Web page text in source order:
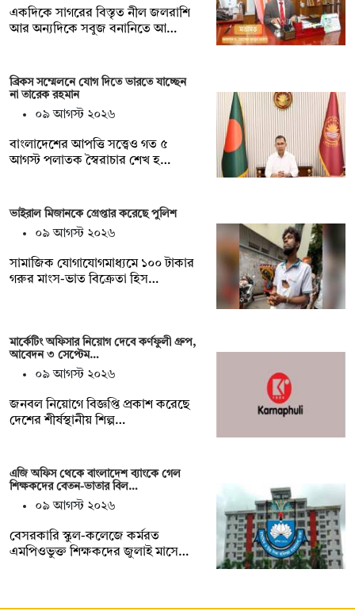
একদিকে সাগরের বিস্তৃত নীল জলরাশি
আর অন্যদিকে সবুজ বনানিতে আ…
ব্রিকস সম্মেলনে যোগ দিতে ভারতে যাচ্ছেন
না তারেক রহমান
০৯ আগস্ট ২০২৬
বাংলাদেশের আপত্তি সত্ত্বেও গত ৫
আগস্ট পলাতক স্বৈরাচার শেখ হ…
ভাইরাল মিজানকে গ্রেপ্তার করেছে পুলিশ
০৯ আগস্ট ২০২৬
সামাজিক যোগাযোগমাধ্যমে ১০০ টাকার
গরুর মাংস-ভাত বিক্রেতা হিস…
মার্কেটিং অফিসার নিয়োগ দেবে কর্ণফুলী গ্রুপ,
আবেদন ৩ সেপ্টেম…
০৯ আগস্ট ২০২৬
জনবল নিয়োগে বিজ্ঞপ্তি প্রকাশ করেছে
দেশের শীর্ষস্থানীয় শিল্প…
এজি অফিস থেকে বাংলাদেশ ব্যাংকে গেল
শিক্ষকদের বেতন-ভাতার বিল…
০৯ আগস্ট ২০২৬
বেসরকারি স্কুল-কলেজে কর্মরত
এমপিওভুক্ত শিক্ষকদের জুলাই মাসে…